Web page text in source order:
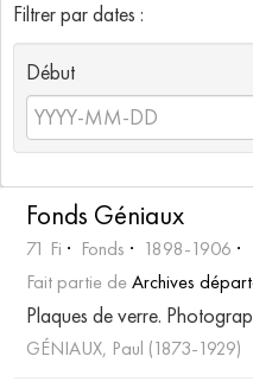
Filtrer par dates :
Début
Fonds Géniaux
71 Fi Fonds
1898-1906
Fait partie deArchives
Plaques de verre.
GÉNIAUX, Paul (1873-1929)